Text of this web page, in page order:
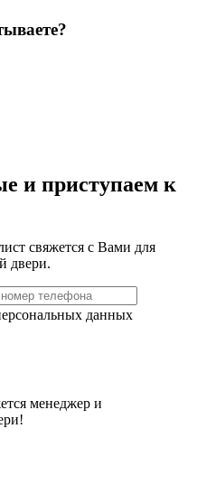
и приступаем к
свяжется с Вами для
двери.
данных
менеджер и